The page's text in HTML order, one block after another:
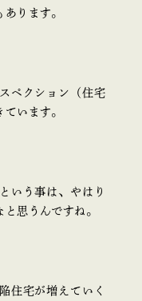
ります。
ペクション（住宅
います。
いう事は、やはり
思うんですね。
住宅が増えていく